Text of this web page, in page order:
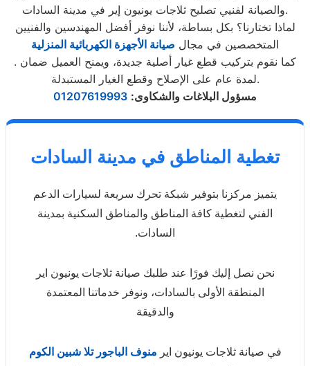
والصيانة لفنيي تصليح ثلاجات يونيون إير في مدينة السادات.
لماذا تختارنا؟ بكل بساطة، لأننا نوفر أفضل المهندسين والفنيين
المتخصصين في مجال صيانة الأجهزة الكهربائية المنزلية
. كما نقوم بتركيب قطع غيار أصلية جديدة، ويمنح العميل ضمان
لمدة عام على الإصلاح وقطع الغيار المستبدلة.
مسؤول البلاغات والشكاوى:
01207619993
تغطية المناطق في مدينة السادات
يتميز مركزنا بتوفير شبكة تحرك سريعة لسيارات الدعم
الفني لتغطية كافة المناطق والمناطق السكنية بمدينة
السادات.
نحن نصل إليك فورًا عند طلبك صيانة ثلاجات يونيون اير
المنطقة الأولى بالسادات، ونوفر خدماتنا المعتمدة
والدقيقة
في صيانة ثلاجات يونيون اير منوف الباجور تلا شبين الكوم